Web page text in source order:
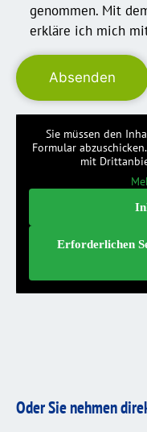
genommen. Mit
erkläre ich mich
Sie müssen den
Formular
mit
Erforderlichen
Oder Sie nehmen